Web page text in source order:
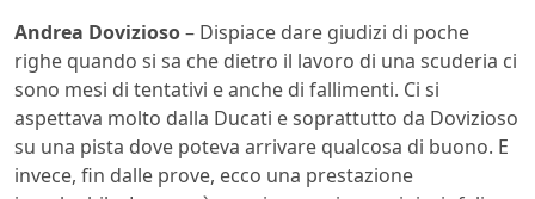
Andrea Dovizioso– Dispiace dare giudizi di poche
righe quando si sa che dietro il lavoro di una scuderia ci
sono mesi di tentativi e anche di fallimenti. Ci si
aspettava molto dalla Ducati e soprattutto da Dovizioso
su una pista dove poteva arrivare qualcosa di buono. E
invece, fin dalle prove, ecco una prestazione